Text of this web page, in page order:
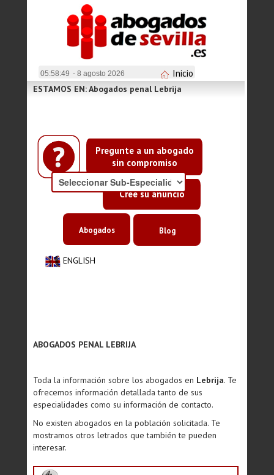
05:58:50 - 8 agosto 2026 Inicio
Pregunte a un abogado
sin compromiso
Cree su anuncio
ESTAMOS EN: Abogados penal Lebrija
ENGLISH
Abogados Blog
ABOGADOS PENAL LEBRIJA
Toda la información sobre los abogados en Lebrija. Te
ofrecemos información detallada tanto de sus
especialidades como su información de contacto.
No existen abogados en la población solicitada. Te
mostramos otros letrados que también te pueden
interesar.